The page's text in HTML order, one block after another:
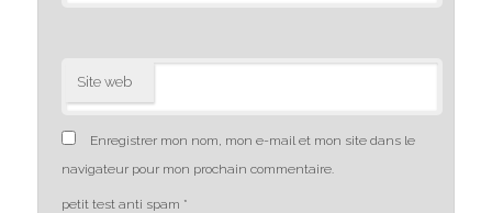
Site web
Enregistrer mon nom, mon e-mail et mon site dans le
navigateur pour mon prochain commentaire.
petit test anti spam *